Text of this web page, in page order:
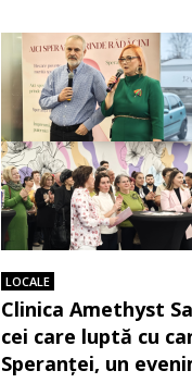
LOCALE
Clinica Amethyst
cei care luptă cu
Speranței, un